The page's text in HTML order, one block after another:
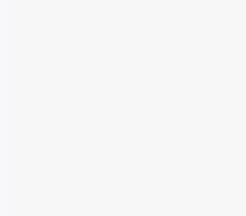
Initiative d’un groupe
Laforest et d’anciens joueurs
Québec désireux de donner
aux loisirs et au hockey à
défavorisées, ceux-ci
Accès